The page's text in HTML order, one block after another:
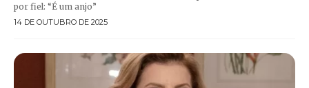
por fiel: “É um anjo”
14 DE OUTUBRO DE 2025